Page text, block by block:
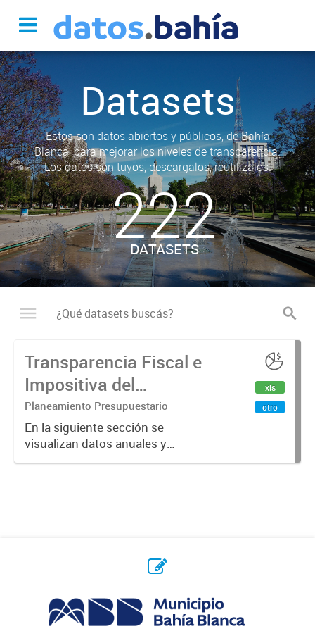
Datasets
Estos son datos abiertos y públicos, de Bahía
Blanca, para mejorar los niveles de transparencia.
Los datos son tuyos, descargalos, reutilizalos.
222
DATASETS
Transparencia Fiscal e
Impositiva del
Municipio. Año 2024
Planeamiento Presupuestario
En la siguiente sección se
visualizan datos anuales y
trimestrales referidos a la
xls
otro